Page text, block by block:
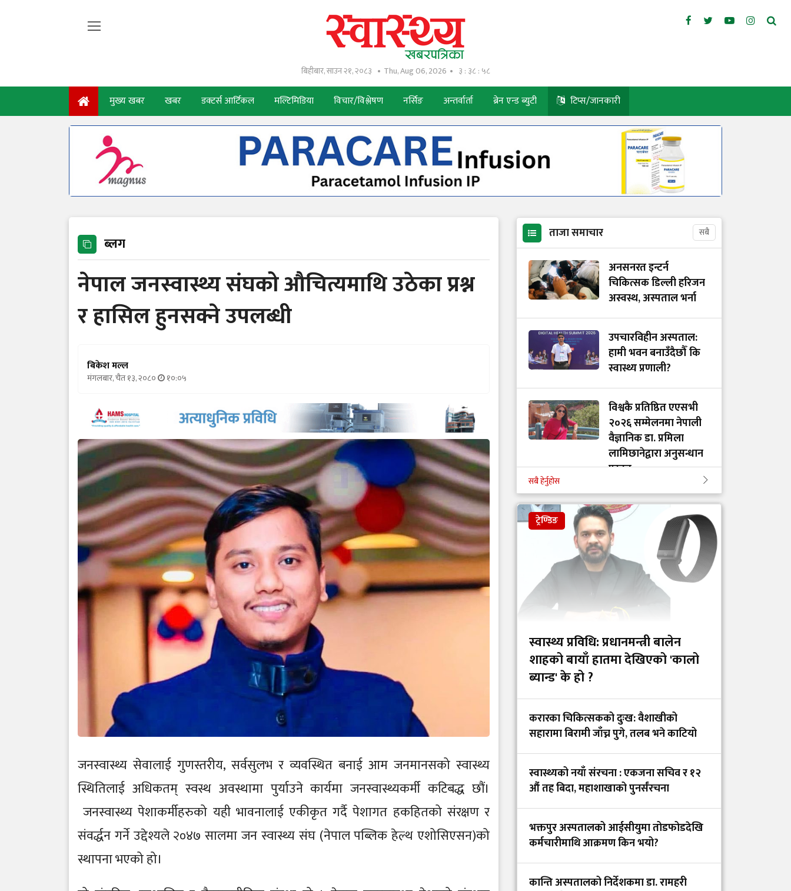
बिहीबार, साउन २१, २०८३ Thu, Aug 06, 2026 ३ : ३८ : ५९
मुख्य खबर खबर डक्टर्स आर्टिकल मल्टिमिडिया विचार/विश्लेषण नर्सिङ अन्तर्वार्ता ब्रेन एन्ड ब्युटी टिप्स/जानकारी
ब्लग
नेपाल जनस्वास्थ्य संघको औचित्यमाथि उठेका प्रश्न
र हासिल हुनसक्ने उपलब्धी
बिकेश मल्ल
मंगलबार, चैत १३, २०८० १०:०५
जनस्वास्थ्य सेवालाई गुणस्तरीय, सर्वसुलभ र व्यवस्थित बनाई आम जनमानसको स्वास्थ्य
स्थितिलाई अधिकतम् स्वस्थ अवस्थामा पुर्याउने कार्यमा जनस्वास्थ्यकर्मी कटिबद्ध छौं।
जनस्वास्थ्य पेशाकर्मीहरुको यही भावनालाई एकीकृत गर्दै पेशागत हकहितको संरक्षण र
संवर्द्धन गर्ने उद्देश्यले २०४७ सालमा जन स्वास्थ्य संघ (नेपाल पब्लिक हेल्थ एशोसिएसन)को
स्थापना भएको हो।
ताजा समाचार सबै
अनसनरत इन्टर्न
चिकित्सक डिल्ली हरिजन
अस्वस्थ, अस्पताल भर्ना
उपचारविहीन अस्पताल:
हामी भवन बनाउँदैछौँ कि
स्वास्थ्य प्रणाली?
विश्वकै प्रतिष्ठित एएसभी
२०२६ सम्मेलनमा नेपाली
वैज्ञानिक डा. प्रमिला
लामिछानेद्वारा अनुसन्धान
प्रस्तुत
ग्राण्डी अन्तर्राष्ट्रिय
अस्पतालले मनायो विश्व
स्तनपान सप्ताह :
जन्मिएको एक घण्टाभित्रै
स्तनपान सुरु गर्न
चिकित्सकको सुझाव
विश्व स्तनपान सप्ताहको
चौथो दिन : शैक्षिक खेलौना
प्रदर्शनीसहित
कान्तिका निर्देशक डा.
रामहरि चापागाइँको संयोग
: जहाँ कुनैबेला ल्याब
असिस्टेन्ट थिए, आज त्यहीँ
निर्देशक
ब्रेस्ट पम्प के हो? कसरी
प्रयोग गर्ने?
सबै हेर्नुहोस
ट्रेण्डिङ
स्वास्थ्य प्रविधि: प्रधानमन्त्री बालेन
शाहको बायाँ हातमा देखिएको 'कालो
ब्यान्ड' के हो ?
करारका चिकित्सकको दुःख: वैशाखीको
सहारामा बिरामी जाँच्न पुगे, तलब भने काटियो
स्वास्थ्यको नयाँ संरचना : एकजना सचिव र १२
औं तह बिदा, महाशाखाको पुनर्संरचना
भक्तपुर अस्पतालको आईसीयुमा तोडफोडदेखि
कर्मचारीमाथि आक्रमण किन भयो?
कान्ति अस्पतालको निर्देशकमा डा. रामहरी